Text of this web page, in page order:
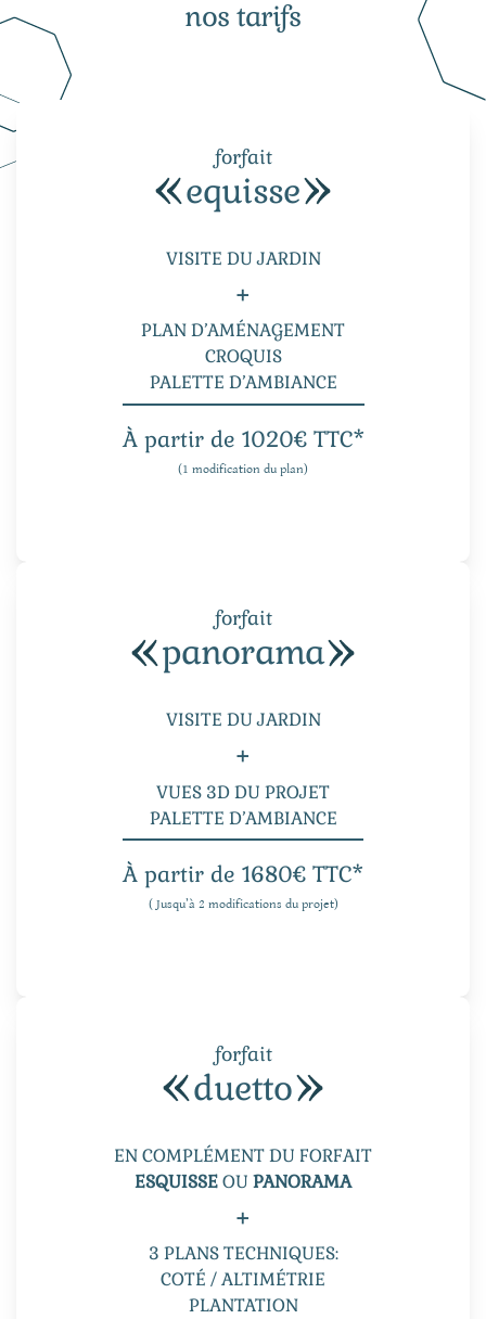
nos tarifs
forfait
equisse
VISITE DU JARDIN
+
PLAN D’AMÉNAGEMENT
CROQUIS
PALETTE D’AMBIANCE
À partir de 1020€ TTC*
(1 modification du plan)
forfait
panorama
VISITE DU JARDIN
+
VUES 3D DU PROJET
PALETTE D’AMBIANCE
À partir de 1680€ TTC*
( Jusqu’à 2 modifications du projet)
forfait
duetto
EN COMPLÉMENT DU FORFAIT
ESQUISSEOU PANORAMA
+
3 PLANS TECHNIQUES:
COTÉ / ALTIMÉTRIE
PLANTATION